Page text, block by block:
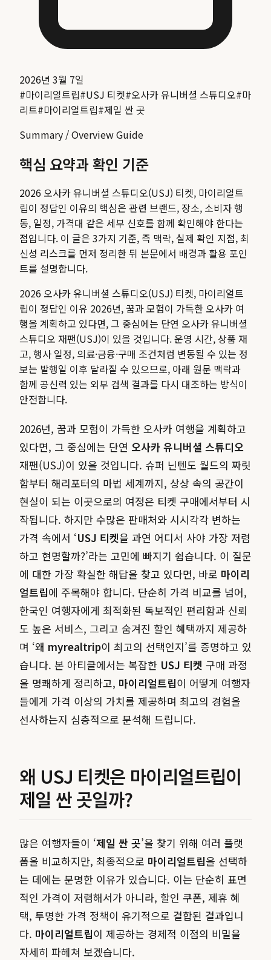
2026년 3월 7일
#마이리얼트립#USJ 티켓#오사카 유니버셜 스튜디오#마
리트#마이리얼트립#제일 싼 곳
Summary / Overview Guide
핵심 요약과 확인 기준
2026 오사카 유니버셜 스튜디오(USJ) 티켓, 마이리얼트
립이 정답인 이유의 핵심은 관련 브랜드, 장소, 소비자 행
동, 일정, 가격대 같은 세부 신호를 함께 확인해야 한다는
점입니다. 이 글은 3가지 기준, 즉 맥락, 실제 확인 지점, 최
신성 리스크를 먼저 정리한 뒤 본문에서 배경과 활용 포인
트를 설명합니다.
2026 오사카 유니버셜 스튜디오(USJ) 티켓, 마이리얼트
립이 정답인 이유 2026년, 꿈과 모험이 가득한 오사카 여
행을 계획하고 있다면, 그 중심에는 단연 오사카 유니버셜
스튜디오 재팬(USJ)이 있을 것입니다.운영 시간, 상품 재
고, 행사 일정, 의료·금융·구매 조건처럼 변동될 수 있는 정
보는 발행일 이후 달라질 수 있으므로, 아래 원문 맥락과
함께 공신력 있는 외부 검색 결과를 다시 대조하는 방식이
안전합니다.
2026년, 꿈과 모험이 가득한 오사카 여행을 계획하고
있다면, 그 중심에는 단연 오사카 유니버셜 스튜디오
재팬(USJ)이 있을 것입니다. 슈퍼 닌텐도 월드의 짜릿
함부터 해리포터의 마법 세계까지, 상상 속의 공간이
현실이 되는 이곳으로의 여정은 티켓 구매에서부터 시
작됩니다. 하지만 수많은 판매처와 시시각각 변하는
가격 속에서 ‘USJ 티켓을 과연 어디서 사야 가장 저렴
하고 현명할까?’라는 고민에 빠지기 쉽습니다. 이 질문
에 대한 가장 확실한 해답을 찾고 있다면, 바로 마이리
얼트립에 주목해야 합니다. 단순히 가격 비교를 넘어,
한국인 여행자에게 최적화된 독보적인 편리함과 신뢰
도 높은 서비스, 그리고 숨겨진 할인 혜택까지 제공하
며 ‘왜 myrealtrip이 최고의 선택인지’를 증명하고 있
습니다. 본 아티클에서는 복잡한 USJ 티켓 구매 과정
을 명쾌하게 정리하고, 마이리얼트립이 어떻게 여행자
들에게 가격 이상의 가치를 제공하며 최고의 경험을
선사하는지 심층적으로 분석해 드립니다.
왜 USJ 티켓은 마이리얼트립이
제일 싼 곳일까?
많은 여행자들이 ‘제일 싼 곳’을 찾기 위해 여러 플랫
폼을 비교하지만, 최종적으로 마이리얼트립을 선택하
는 데에는 분명한 이유가 있습니다. 이는 단순히 표면
적인 가격이 저렴해서가 아니라, 할인 쿠폰, 제휴 혜
택, 투명한 가격 정책이 유기적으로 결합된 결과입니
다. 마이리얼트립이 제공하는 경제적 이점의 비밀을
자세히 파헤쳐 보겠습니다.